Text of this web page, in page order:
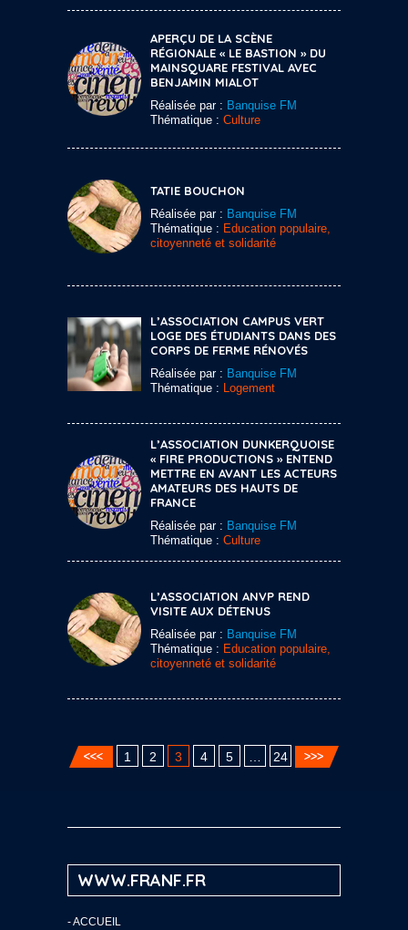
APERÇU DE LA SCÈNE
RÉGIONALE « LE BASTION » DU
MAINSQUARE FESTIVAL AVEC
BENJAMIN MIALOT
Réalisée par : Banquise FM
Thématique : Culture
TATIE BOUCHON
Réalisée par : Banquise FM
Thématique : Education populaire,
citoyenneté et solidarité
L’ASSOCIATION CAMPUS VERT
LOGE DES ÉTUDIANTS DANS DES
CORPS DE FERME RÉNOVÉS
Réalisée par : Banquise FM
Thématique :
Logement
L’ASSOCIATION DUNKERQUOISE
« FIRE PRODUCTIONS » ENTEND
METTRE EN AVANT LES ACTEURS
AMATEURS DES HAUTS DE
FRANCE
Réalisée par : Banquise FM
Thématique : Culture
L’ASSOCIATION ANVP REND
VISITE AUX DÉTENUS
Réalisée par : Banquise FM
Thématique : Education populaire,
citoyenneté et solidarité
1 2 3 4 5 24
WWW.FRANF.FR
-ACCUEIL